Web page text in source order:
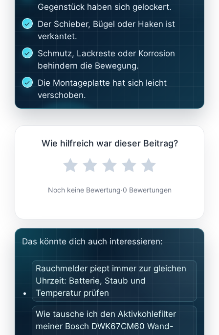
Gegenstück haben sich gelockert.
Der Schieber, Bügel oder Haken ist
verkantet.
Schmutz, Lackreste oder Korrosion
behindern die Bewegung.
Die Montageplatte hat sich leicht
verschoben.
Wie hilfreich war dieser Beitrag?
Noch keine Bewertung·0 Bewertungen
Das könnte dich auch interessieren:
Rauchmelder piept immer zur gleichen
Uhrzeit: Batterie, Staub und
Temperatur prüfen
Wie tausche ich den Aktivkohlefilter
meiner Bosch DWK67CM60 Wand-